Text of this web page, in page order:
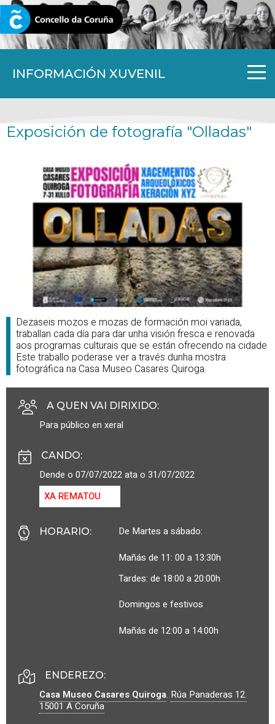
INFORMACIÓN XUVENIL
CORUNA.GAL
Exposición de fotografía "Olladas"
Dezaseis mozos e mozas de formación moi variada,
traballan cada día para dar unha visión fresca e renovada
aos programas culturais que se están ofrecendo na cidade.
Este traballo poderase ver a través dunha mostra
fotográfica na Casa Museo Casares Quiroga.
A QUEN VAI DIRIXIDO:
Para público en xeral
CANDO:
Dende o 07/07/2022 ata o 31/07/2022
XA REMATOU
HORARIO:
De Martes a sábado:
Mañás de 11: 00 a 13:30h
Tardes: de 18:00 a 20:00h
Domingos e festivos
Mañás de 12:00 a 14:00h
ENDEREZO:
Casa Museo Casares Quiroga. Rúa Panaderas 12.
15001A Coruña